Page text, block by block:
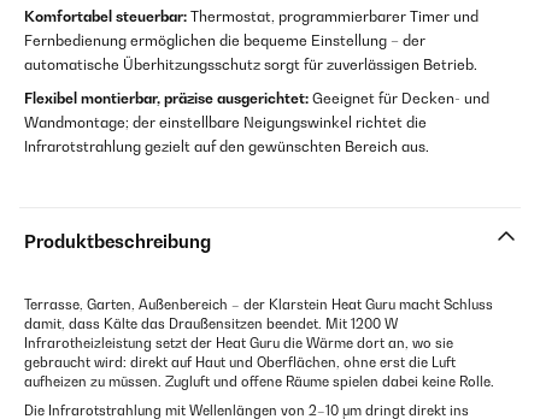
Komfortabel steuerbar: Thermostat, programmierbarer Timer und
Fernbedienung ermöglichen die bequeme Einstellung – der
automatische Überhitzungsschutz sorgt für zuverlässigen Betrieb.
Flexibel montierbar, präzise ausgerichtet: Geeignet für Decken- und
Wandmontage; der einstellbare Neigungswinkel richtet die
Infrarotstrahlung gezielt auf den gewünschten Bereich aus.
Produktbeschreibung
Terrasse, Garten, Außenbereich – der Klarstein Heat Guru macht Schluss
damit, dass Kälte das Draußensitzen beendet. Mit 1200 W
Infrarotheizleistung setzt der Heat Guru die Wärme dort an, wo sie
gebraucht wird: direkt auf Haut und Oberflächen, ohne erst die Luft
aufheizen zu müssen. Zugluft und offene Räume spielen dabei keine Rolle.
Die Infrarotstrahlung mit Wellenlängen von 2–10 μm dringt direkt ins